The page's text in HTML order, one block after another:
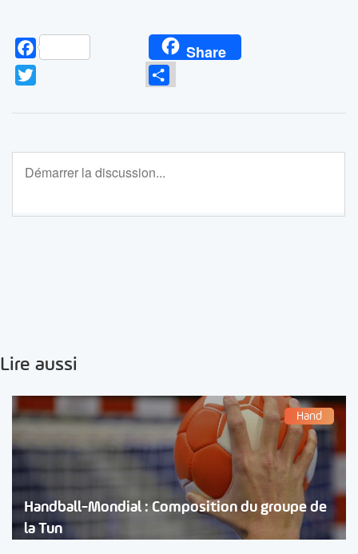
Facebook Share
Partager
Lire aussi
Hand
Handball-Mondial : Composition du groupe de
la Tun